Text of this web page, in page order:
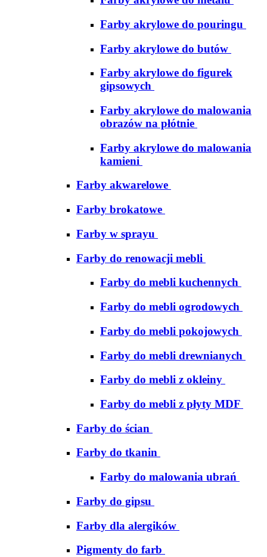
Farby akrylowe do pouringu
Farby akrylowe do butów
Farby akrylowe do figurek
gipsowych
Farby akrylowe do malowania
obrazów na płótnie
Farby akrylowe do malowania
kamieni
Farby akwarelowe
Farby brokatowe
Farby w sprayu
Farby do renowacji mebli
Farby do mebli kuchennych
Farby do mebli ogrodowych
Farby do mebli pokojowych
Farby do mebli drewnianych
Farby do mebli z okleiny
Farby do mebli z płyty MDF
Farby do ścian
Farby do tkanin
Farby do malowania ubrań
Farby do gipsu
Farby dla alergików
Pigmenty do farb